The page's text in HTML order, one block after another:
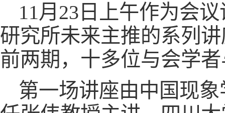
11月23日上午作为会
研究所未来主推的系列
前两期，十多位与会学
第一场讲座由中国现